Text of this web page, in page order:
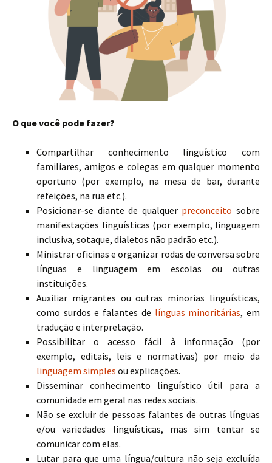
O que você pode fazer?
Compartilhar conhecimento linguístico com
familiares, amigos e colegas em qualquer momento
oportuno (por exemplo, na mesa de bar, durante
refeições, na rua etc.).
Posicionar-se diante de qualquer preconceito sobre
manifestações linguísticas (por exemplo, linguagem
inclusiva, sotaque, dialetos não padrão etc.).
Ministrar oficinas e organizar rodas de conversa sobre
línguas e linguagem em escolas ou outras
instituições.
Auxiliar migrantes ou outras minorias linguísticas,
como surdos e falantes de línguas minoritárias, em
tradução e interpretação.
Possibilitar o acesso fácil à informação (por
exemplo, editais, leis e normativas) por meio da
linguagem simples ou explicações.
Disseminar conhecimento linguístico útil para a
comunidade em geral nas redes sociais.
Não se excluir de pessoas falantes de outras línguas
e/ou variedades linguísticas, mas sim tentar se
comunicar com elas.
Lutar para que uma língua/cultura não seja excluída